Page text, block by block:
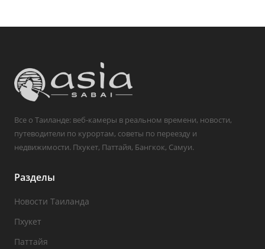
Все о Таиланде: веб-камеры в реальном времени, новости,
путеводители по курортам, советы по переезду и
недвижимости. Пхукет, Паттайя, Бангкок, Самуи.
Разделы
Новости Таиланда
Пхукет
Паттайя